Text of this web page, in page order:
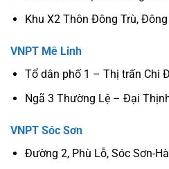
Khu X2 Thôn Đông Trù,
VNPT Mê Linh
Tổ dân phố 1 – Thị trấn Chi
Ngã 3 Thường Lệ – Đại
VNPT Sóc Sơn
Đường 2, Phù Lỗ, Sóc Sơn-